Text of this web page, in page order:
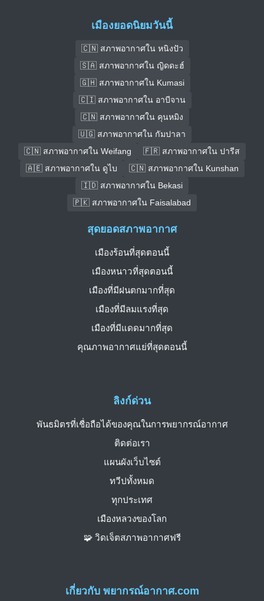
เมืองยอดนิยมวันนี้
🇨🇳 สภาพอากาศใน หนิงปัว
🇸🇦 สภาพอากาศใน ญิดดะฮ์
🇬🇭 สภาพอากาศใน Kumasi
🇨🇮 สภาพอากาศใน อาบีจาน
🇨🇳 สภาพอากาศใน คุนหมิง
🇺🇬 สภาพอากาศใน กัมปาลา
🇨🇳 สภาพอากาศใน Weifang
🇫🇷 สภาพอากาศใน ปารีส
🇦🇪 สภาพอากาศใน ดูไบ
🇨🇳 สภาพอากาศใน Kunshan
🇮🇩 สภาพอากาศใน Bekasi
🇵🇰 สภาพอากาศใน Faisalabad
เกี่ยวกับ พยากรณ์อากาศ.com
ลิงก์ด่วน
พันธมิตรที่เชื่อถือได้ของคุณในการพยากรณ์อากาศ
ติดต่อเรา
แผนผังเว็บไซต์
ทวีปทั้งหมด
ทุกประเทศ
เมืองหลวงของโลก
🧩 วิดเจ็ตสภาพอากาศฟรี
สุดยอดสภาพอากาศ
เมืองร้อนที่สุดตอนนี้
เมืองหนาวที่สุดตอนนี้
เมืองที่มีฝนตกมากที่สุด
เมืองที่มีลมแรงที่สุด
เมืองที่มีแดดมากที่สุด
คุณภาพอากาศแย่ที่สุดตอนนี้